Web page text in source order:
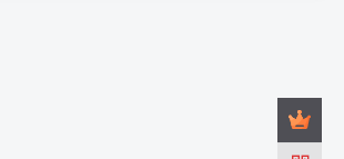
11月20日 06:24
11月17日 03:54